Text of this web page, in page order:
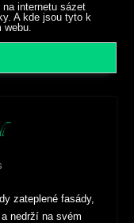
internetu sázet
A kde jsou tyto k
webu.
zateplené fasády,
nedrží na svém